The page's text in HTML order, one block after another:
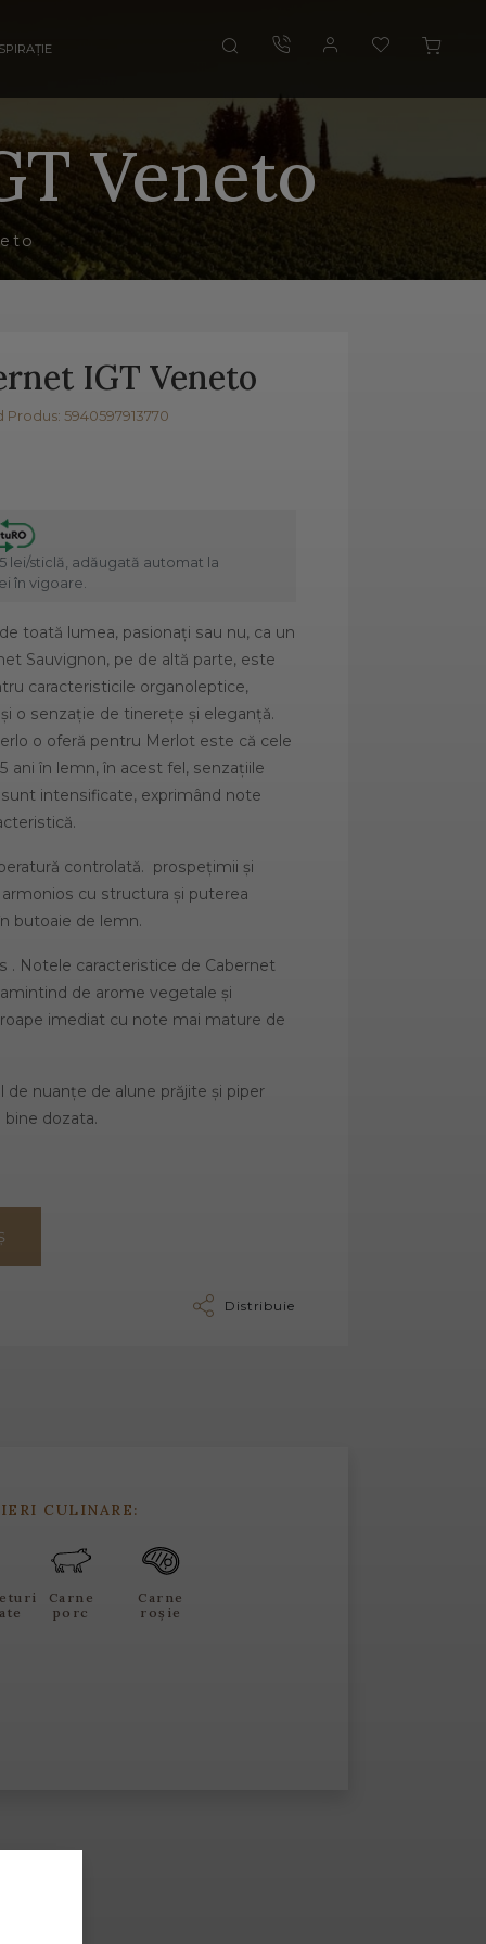
Veneto
IGT Veneto
Produs: 5940597913770
lei/sticlă, adăugată automat la
în vigoare.
toată lumea, pasionați sau nu, ca un
Sauvignon, pe de altă parte, este
caracteristicile organoleptice,
o senzație de tinerețe și eleganță.
o oferă pentru Merlot este că cele
ani în lemn, în acest fel, senzațiile
intensificate, exprimând note
controlată. prospețimii și
cu structura și puterea
butoaie de lemn.
. Notele caracteristice de Cabernet
de arome vegetale și
imediat cu note mai mature de
nuanțe de alune prăjite și piper
dozata.
Distribuie
CULINARE:
Carne
porc
Carne
roșie